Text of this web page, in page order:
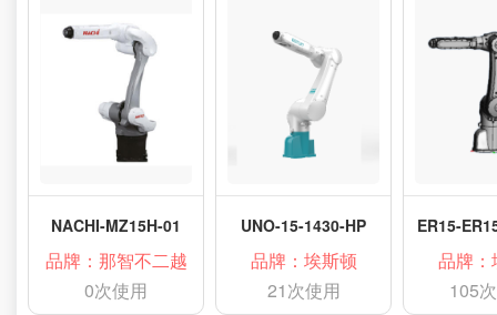
NACHI-MZ15H-01
品牌：那智不二越
0次使用
UNO-15-1430-HP
品牌：埃斯顿
21次使用
ER15-
品牌：
105